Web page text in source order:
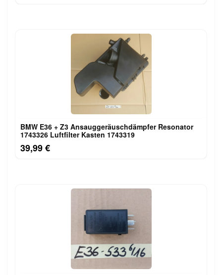
BMW E36 + Z3 Ansauggeräuschdämpfer Resonator
1743326 Luftfilter Kasten 1743319
39,99 €